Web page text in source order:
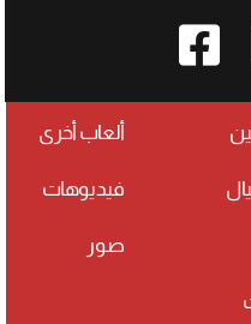
ألعاب أخرى
فيديوهات
صور